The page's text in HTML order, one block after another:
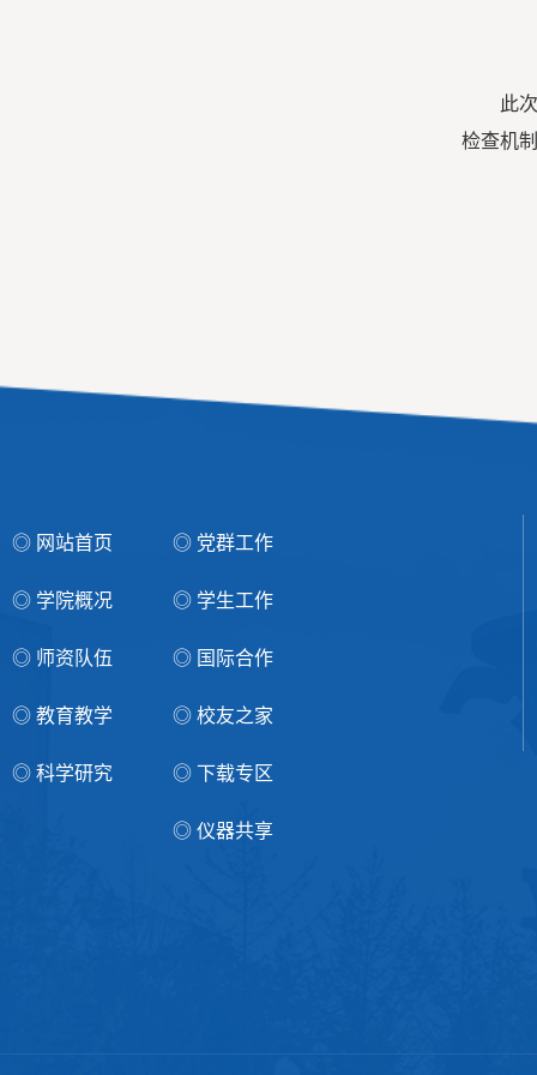
此
检查机
◎ 网站首页
◎ 学院概况
◎ 师资队伍
◎ 教育教学
◎ 科学研究
◎ 党群工作
◎ 学生工作
◎ 国际合作
◎ 校友之家
◎ 下载专区
◎ 仪器共享